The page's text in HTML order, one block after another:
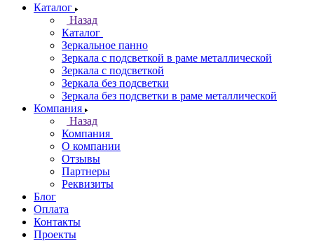
Каталог
Назад
Каталог
Зеркальное панно
Зеркала с подсветкой в раме металлической
Зеркала с подсветкой
Зеркала без подсветки
Зеркала без подсветки в раме металлической
Компания
Назад
Компания
О компании
Отзывы
Партнеры
Реквизиты
Блог
Оплата
Контакты
Проекты